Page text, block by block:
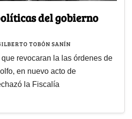
del gobierno
TOBÓN SANÍN
revocaran la las órdenes de
en nuevo acto de
la Fiscalía